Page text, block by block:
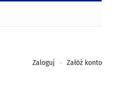
Zaloguj Załóż konto